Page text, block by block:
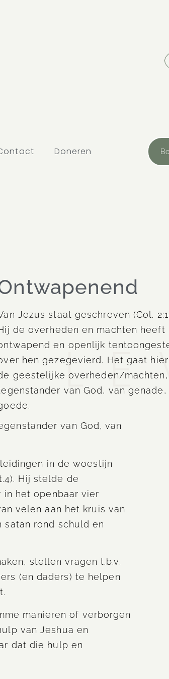
Doneren
Jezus staat geschreven (Col.
de overheden en machten heeft
en openlijk
hen gezegevierd. Het gaat
geestelijke overheden/
van God, van genade,
van God, van
in de woestijn
Hij stelde de
het openbaar vier
velen aan het kruis van
rond schuld en
stellen vragen t.b.v.
(en daders) te helpen
manieren of verborgen
van Jeshua en
dat die hulp en